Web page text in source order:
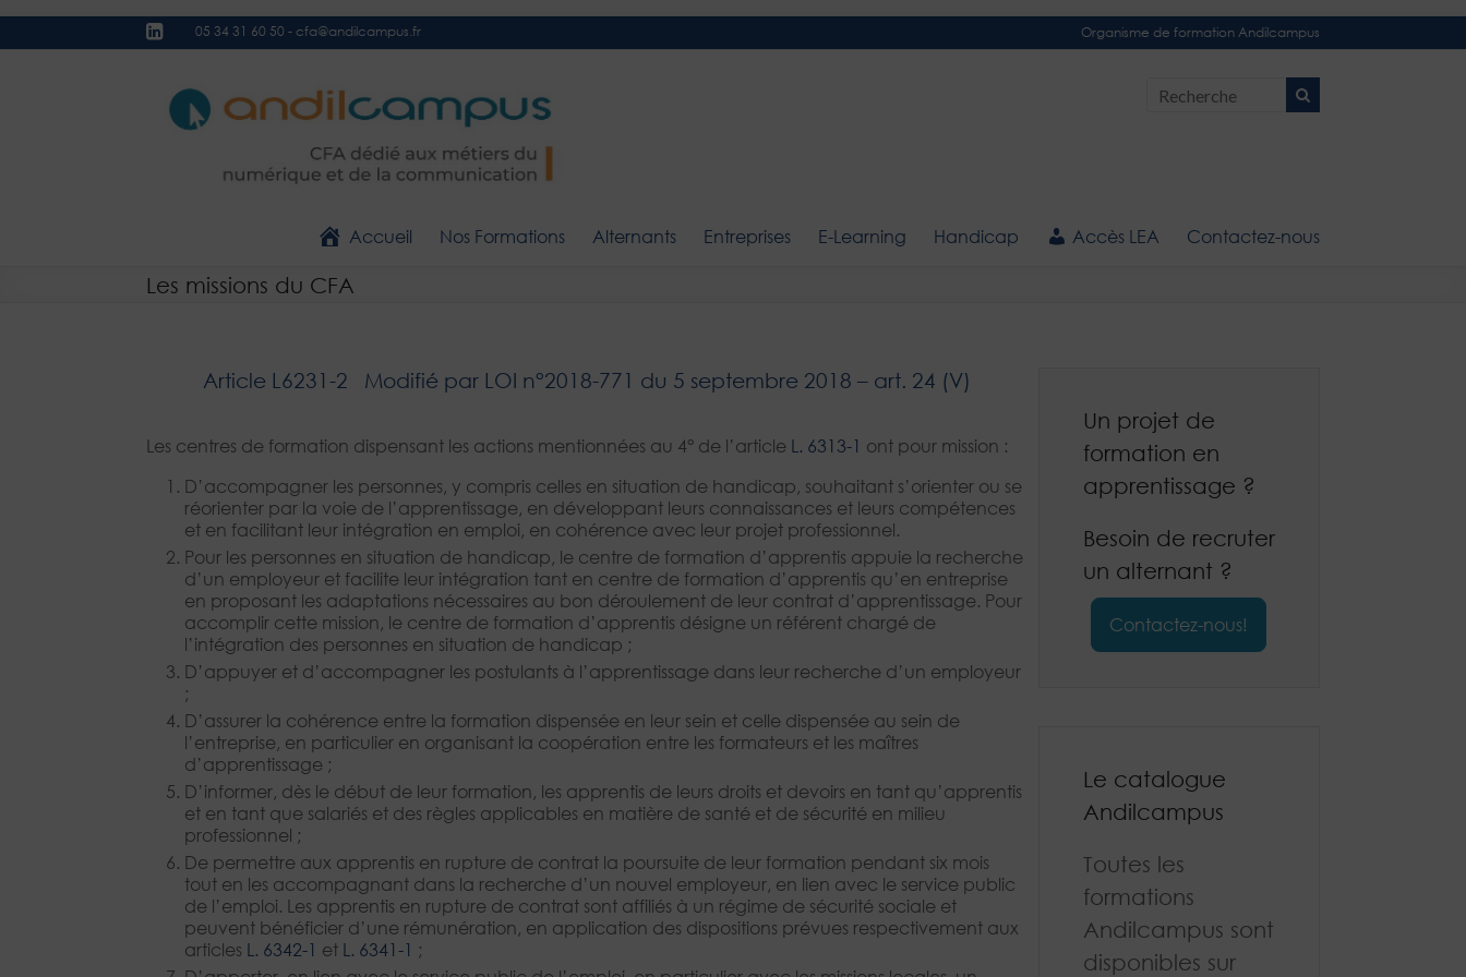
05 34 31 60 50 - cfa@andilcampus.fr Organisme de formation Andilcampus
Andilcampus – Centre de Formation d'Apprentis
Accueil Nos Formations Alternants Entreprises E-Learning Handicap Accès LEA Contactez-nous
Les missions du CFA
Article L6231-2 Modifié par LOI n°2018-771 du 5 septembre 2018 – art. 24 (V)
Les centres de formation dispensant les actions mentionnées au 4° de l’article L. 6313-1 ont pour mission :
D’accompagner les personnes, y compris celles en situation de handicap, souhaitant s’orienter ou se
réorienter par la voie de l’apprentissage, en développant leurs connaissances et leurs compétences
et en facilitant leur intégration en emploi, en cohérence avec leur projet professionnel.
Pour les personnes en situation de handicap, le centre de formation d’apprentis appuie la recherche
d’un employeur et facilite leur intégration tant en centre de formation d’apprentis qu’en entreprise
en proposant les adaptations nécessaires au bon déroulement de leur contrat d’apprentissage. Pour
accomplir cette mission, le centre de formation d’apprentis désigne un référent chargé de
l’intégration des personnes en situation de handicap ;
D’appuyer et d’accompagner les postulants à l’apprentissage dans leur recherche d’un employeur
;
D’assurer la cohérence entre la formation dispensée en leur sein et celle dispensée au sein de
l’entreprise, en particulier en organisant la coopération entre les formateurs et les maîtres
d’apprentissage ;
D’informer, dès le début de leur formation, les apprentis de leurs droits et devoirs en tant qu’apprentis
et en tant que salariés et des règles applicables en matière de santé et de sécurité en milieu
professionnel ;
De permettre aux apprentis en rupture de contrat la poursuite de leur formation pendant six mois
tout en les accompagnant dans la recherche d’un nouvel employeur, en lien avec le service public
de l’emploi. Les apprentis en rupture de contrat sont affiliés à un régime de sécurité sociale et
peuvent bénéficier d’une rémunération, en application des dispositions prévues respectivement aux
articles L. 6342-1 et L. 6341-1 ;
Un projet de
formation en
apprentissage ?
Besoin de recruter
un alternant ?
Contactez-nous!
Le catalogue
Andilcampus
Toutes les
formations
Andilcampus sont
disponibles sur